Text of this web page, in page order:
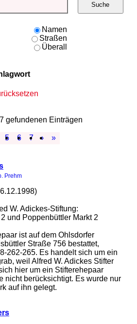
Namen
Straßen
Überall
Suche
gefundenen Einträgen
5 6 7 › »
Prehm
W. Adickes-Stiftung:
und Poppenbüttler Markt 2
ist auf dem Ohlsdorfer
Straße 756 bestattet,
262-265. Es handelt sich um ein
weil Alfred W. Adickes Stifter
hier um ein Stifterehepaar
nicht berücksichtigt. Es wurde nur
auf ihn gelegt.